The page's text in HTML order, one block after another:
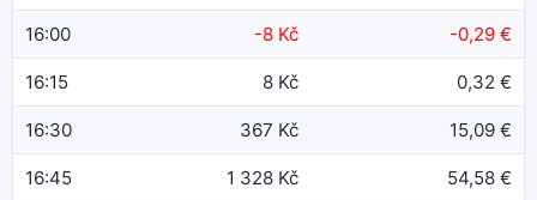
16:00 -8 Kč -0,29 €
16:15 8 Kč 0,32 €
16:30 367 Kč 15,09 €
16:45 1 328 Kč 54,58 €